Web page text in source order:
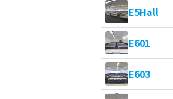
E5Hall
E601
E603